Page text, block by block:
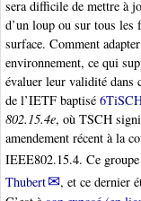
sera difficile de mettre à
d’un loup ou sur tous les
surface. Comment
environnement, ce qui
évaluer leur validité dans
de l’IETF baptisé
802.15.4e, où TSCH
amendement récent à la
IEEE802.15.4. Ce
Thubert
, et ce dernier